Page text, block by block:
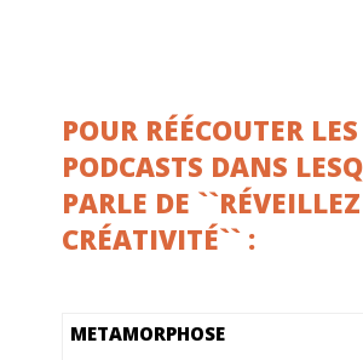
POUR RÉÉCOUTER LES
PODCASTS DANS
PARLE DE
CRÉATIVITÉ`` :
METAMORPHOSE